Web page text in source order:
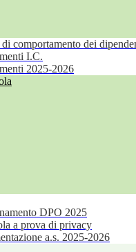
comportamento dei
I.C.
2025-2026
DPO 2025
a prova di privacy
a.s. 2025-2026